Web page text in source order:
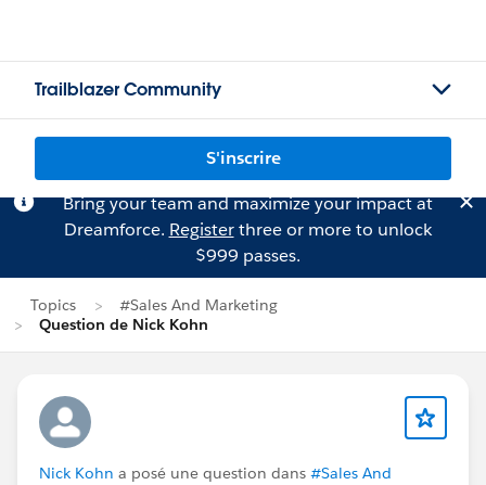
Trailblazer Community
S'inscrire
Bring your team and maximize your impact at
Dreamforce. Registerthree or more to unlock
$999 passes.
Topics
#Sales And Marketing
Question de Nick Kohn
Nick Kohn a posé une question dans #Sales And